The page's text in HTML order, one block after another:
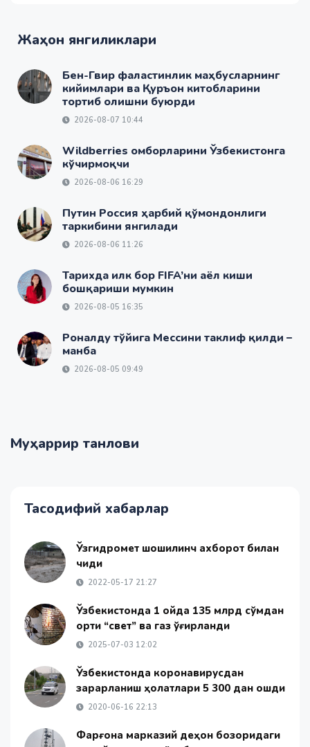
Жаҳон янгиликлари
Бен-Гвир фаластинлик маҳбусларнинг
кийимлари ва Қуръон китобларини
тортиб олишни буюрди
2026-08-07 10:44
Wildberries омборларини Ўзбекистонга
кўчирмоқчи
2026-08-06 16:29
Путин Россия ҳарбий қўмондонлиги
таркибини янгилади
2026-08-06 11:26
Тарихда илк бор FIFA’ни аёл киши
бошқариши мумкин
2026-08-05 16:35
Роналду тўйига Мессини таклиф қилди –
манба
2026-08-05 09:49
Муҳаррир танлови
Тасодифий хабарлар
Ўзгидромет шошилинч ахборот билан
чиқди
2022-05-17 21:27
Ўзбекистонда 1 ойда 135 млрд сўмдан
ортиқ “свет” ва газ ўғирланди
2025-07-03 12:02
Ўзбекистонда коронавирусдан
зарарланиш ҳолатлари 5 300 дан ошди
2020-06-16 22:13
Фарғона марказий деҳқон бозоридаги